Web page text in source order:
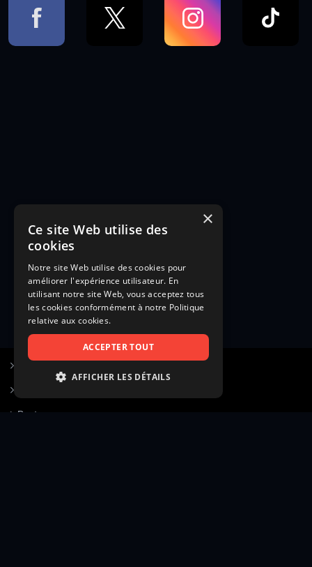
Poster une annonce
×
Ce site Web utilise des
cookies
Notre site Web utilise des cookies pour
améliorer l'expérience utilisateur. En
utilisant notre site Web, vous acceptez tous
les cookies conformément à notre Politique
relative aux cookies.
ACCEPTER TOUT
AFFICHER LES DÉTAILS